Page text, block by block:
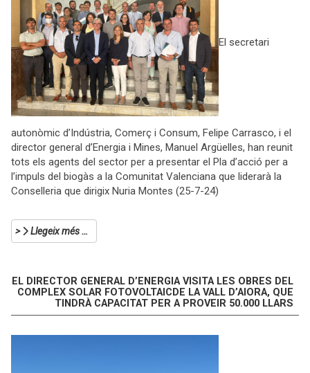
El secretari
autonòmic d’Indústria, Comerç i Consum, Felipe Carrasco, i el
director general d’Energia i Mines, Manuel Argüelles, han reunit
tots els agents del sector per a presentar el Pla d’acció per a
l’impuls del biogàs a la Comunitat Valenciana que liderarà la
Conselleria que dirigix Nuria Montes (25-7-24)
Llegeix més …
EL DIRECTOR GENERAL D’ENERGIA VISITA LES OBRES DEL
COMPLEX SOLAR FOTOVOLTAICDE LA VALL D’AIORA, QUE
TINDRÀ CAPACITAT PER A PROVEIR 50.000 LLARS